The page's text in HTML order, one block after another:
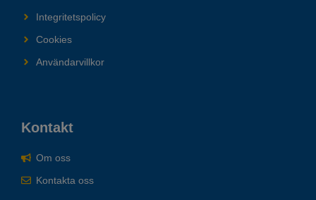
Integritetspolicy
Cookies
Användarvillkor
Kontakt
Om oss
Kontakta oss